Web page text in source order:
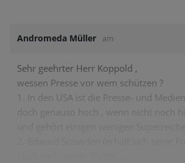
Andromeda Müller am
Sehr geehrter Herr Koppold ,
wessen Presse vor wem schützen ?
1. In den USA ist die Presse- und